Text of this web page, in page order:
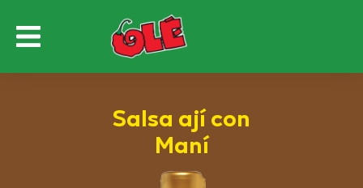
Salsa ají con
Maní